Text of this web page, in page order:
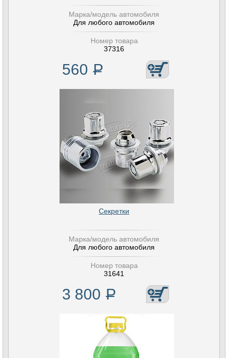
Марка/модель автомобиля
Для любого автомобиля
Номер товара
37316
560 Р
Секретки
Марка/модель автомобиля
Для любого автомобиля
Номер товара
31641
3 800 Р